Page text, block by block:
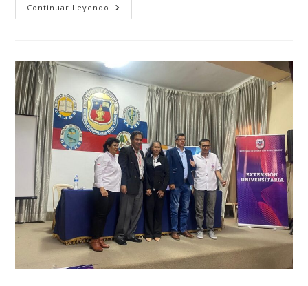
Continuar Leyendo ACTIVIDAD
CREATIVA
UMSA
VISIBILIZADA
EN
LA
FERIA
“INVESTIGA
UMSA
2024”